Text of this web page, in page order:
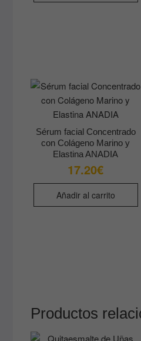
Sérum facial Concentrado
con Colágeno Marino y
Elastina ANADIA
17.20€
Añadir al carrito
Productos